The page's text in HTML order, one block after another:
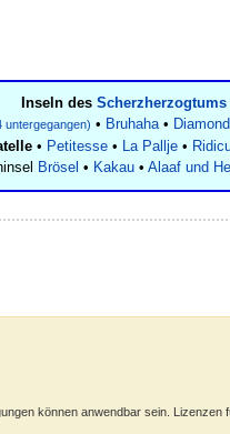
Inseln desScherzherzogtums
untergegangen) • Bruhaha•
• Petitesse• La Pallje•
Brösel • Kakau • Alaaf und
können anwendbar sein. Lizenzen